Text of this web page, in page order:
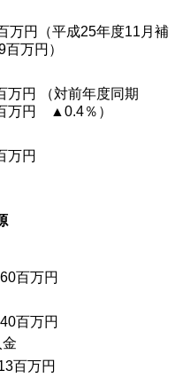
円（平成25年度11月補
万円）
万円 （対前年度同期
万円 ▲0.4％）
万円
百万円
百万円
百万円